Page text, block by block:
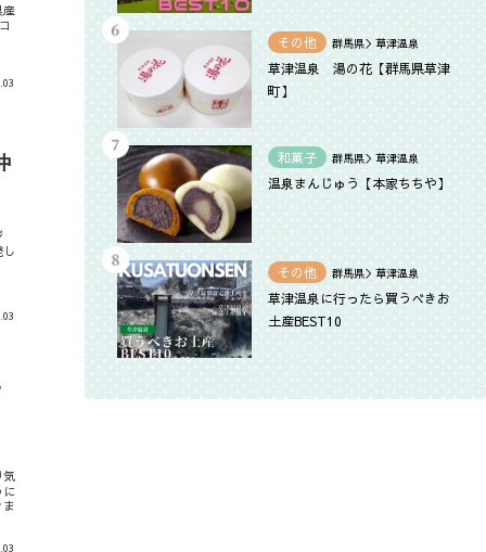
産
気
に
その他 群馬県＞草津温泉
草津温泉 湯の花【群馬県草津
町】
和菓子 群馬県＞草津温泉
温泉まんじゅう【本家ちちや】
その他 群馬県＞草津温泉
草津温泉に行ったら買うべきお
土産BEST10